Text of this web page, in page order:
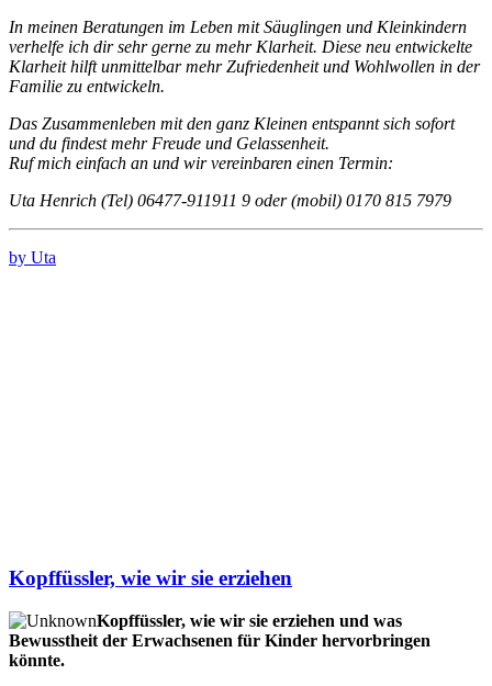
In meinen Beratungen im Leben mit Säuglingen und Kleinkindern
verhelfe ich dir sehr gerne zu mehr Klarheit. Diese neu entwickelte
Klarheit hilft unmittelbar mehr Zufriedenheit und Wohlwollen in der
Familie zu entwickeln.
Das Zusammenleben mit den ganz Kleinen entspannt sich sofort
und du findest mehr Freude und Gelassenheit.
Ruf mich einfach an und wir vereinbaren einen Termin:
Uta Henrich (Tel) 06477-911911 9 oder (mobil) 0170 815 7979
by Uta
Kopffüssler, wie wir sie erziehen
Kopffüssler, wie wir sie erziehen und was
Bewusstheit der Erwachsenen für Kinder hervorbringen
könnte.